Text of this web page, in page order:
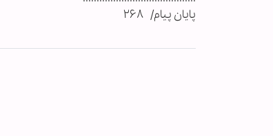
پایان پیام/ ۲۶۸